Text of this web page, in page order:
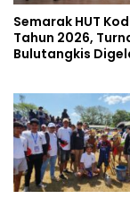
Semarak HUT
Tahun 2026,
Bulutangkis
Prajurit